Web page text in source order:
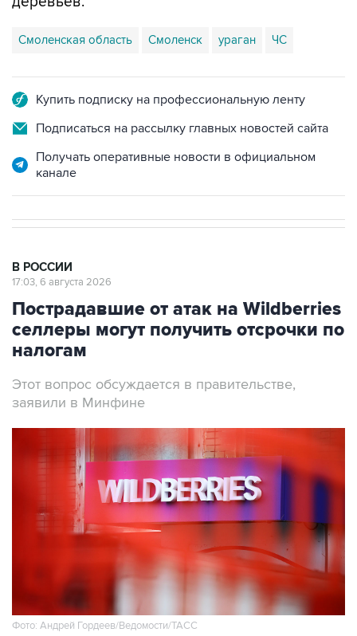
Смоленская область
Подписаться на рассылку главных новостей сайта
Получать оперативные новости в официальном
Пострадавшие от атак на Wildberries
селлеры могут получить отсрочки по
налогам
Этот вопрос обсуждается в правительстве,
Фото: Андрей Гордеев/Ведомости/ТАСС
Москва. 6 августа. INTERFAX.RU - Налоговые